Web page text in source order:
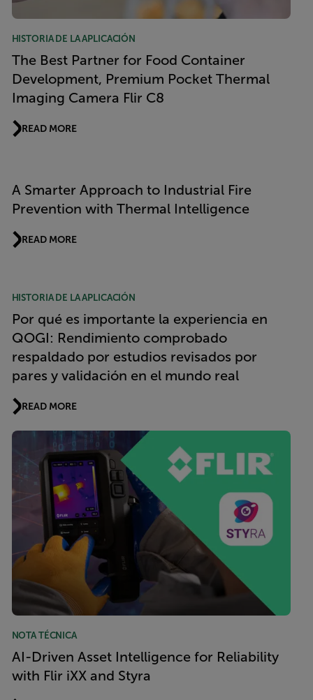
HISTORIA DE LA APLICACIÓN
The Best Partner for Food Container
Development, Premium Pocket Thermal
Imaging Camera Flir C8
READ MORE
A Smarter Approach to Industrial Fire
Prevention with Thermal Intelligence
READ MORE
HISTORIA DE LA APLICACIÓN
Por qué es importante la experiencia en
QOGI: Rendimiento comprobado
respaldado por estudios revisados por
pares y validación en el mundo real
READ MORE
NOTA TÉCNICA
AI-Driven Asset Intelligence for Reliability
with Flir iXX and Styra